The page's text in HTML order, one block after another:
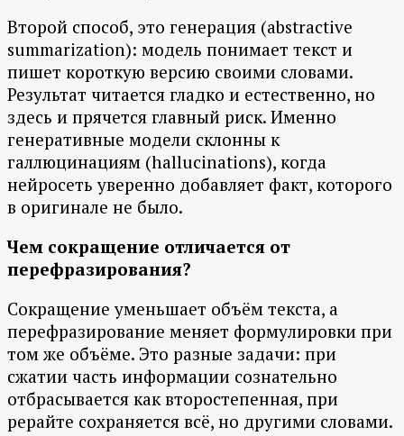
Второй способ, это генерация (abstractive
summarization): модель понимает текст и
пишет короткую версию своими словами.
Результат читается гладко и естественно, но
здесь и прячется главный риск. Именно
генеративные модели склонны к
галлюцинациям (hallucinations), когда
нейросеть уверенно добавляет факт, которого
в оригинале не было.
Чем сокращение отличается от
перефразирования?
Сокращение уменьшает объём текста, а
перефразирование меняет формулировки при
том же объёме. Это разные задачи: при
сжатии часть информации сознательно
отбрасывается как второстепенная, при
рерайте сохраняется всё, но другими словами.